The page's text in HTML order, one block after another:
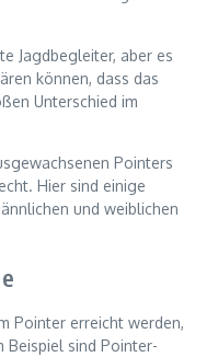
Jagdbegleiter, aber es
können, dass das
Unterschied im
Pointers
Hier sind einige
und weiblichen
Pointer erreicht werden,
Beispiel sind Pointer-